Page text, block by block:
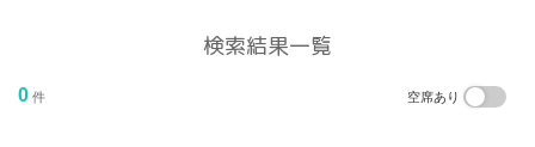
検索結果一覧
0 件 空席あり